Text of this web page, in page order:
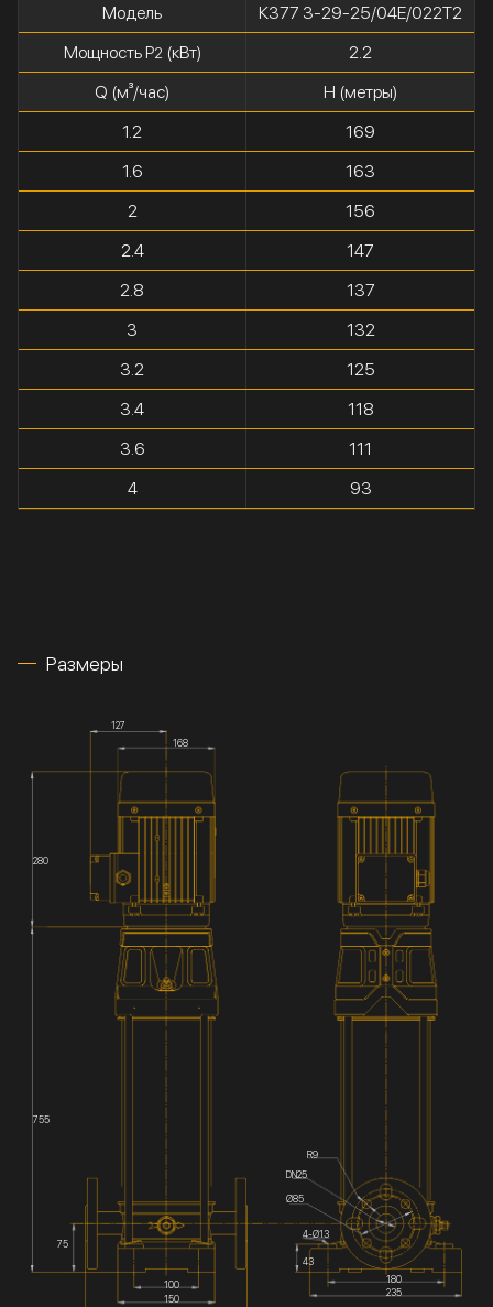
Модель
К377 3-29-25/04Е/022Т2
Мощность P2(кВт)
2.2
Q (м³/час)
H (метры)
1.2
169
1.6
163
2
156
2.4
147
2.8
137
3
132
3.2
125
3.4
118
3.6
111
4
93
Размеры
DN25
127
168
280
755
75
100
150
180
235
43
4-Ø13
Ø85
R9